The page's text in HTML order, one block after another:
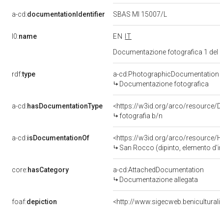
a-cd:documentationIdentifier SBAS MI 15007/L
l0:name EN
IT
Documentazione fotografica 1
rdf:type
a-cd:PhotographicDocumentation
Documentazione fotografica
a-cd:hasDocumentationType
<https://w3id.org/arco/resource/
fotografia b/n
a-cd:isDocumentationOf
<https://w3id.org/arco/resource/
San Rocco (dipinto, elemento
core:hasCategory
a-cd:AttachedDocumentation
Documentazione allegata
foaf:depiction <http://